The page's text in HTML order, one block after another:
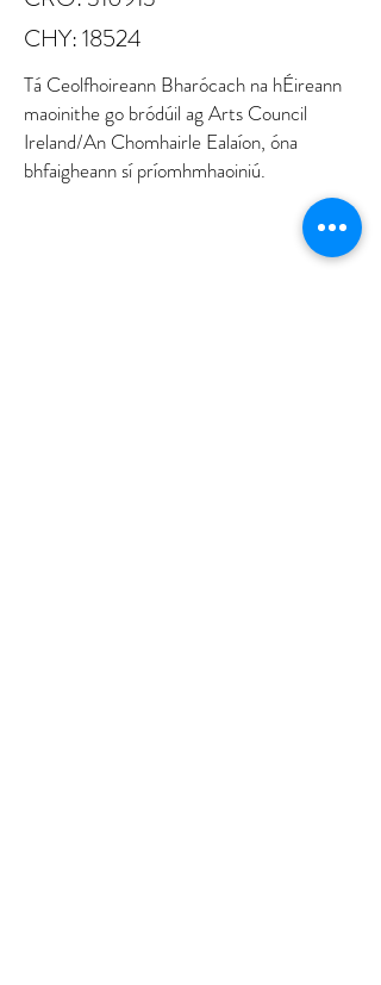
CHY: 18524
Tá Ceolfhoireann Bharócach na hÉireann
maoinithe go bródúil ag Arts Council
Ireland/An Chomhairle Ealaíon, óna
bhfaigheann sí príomhmhaoiniú.